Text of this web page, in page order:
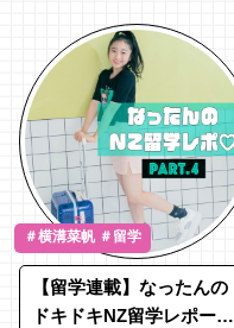
＃横溝菜帆 ＃留学
【留学連載】なったんの
ドキドキNZ留学レポート